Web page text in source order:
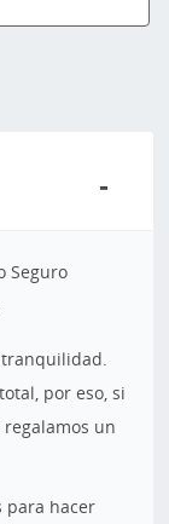
Seguro
por eso, si
un
para hacer